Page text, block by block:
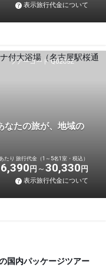
表示旅行代金について
ツアーコード Q02C5Z
なたの旅が、地域の
たり 旅行代金（1～5名1室・税込）
円 30,330 円
表示旅行代金について
国内パッケージツアー